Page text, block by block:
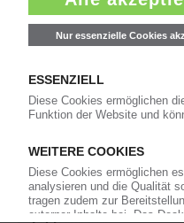
und akzeptiere diese.
Meistgelesen
Karl Hess:
Rhein-Niedrigwasser: